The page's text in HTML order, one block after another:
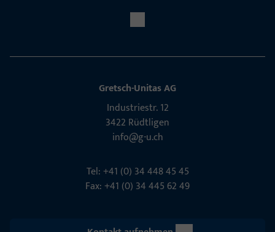
Gretsch-Unitas AG
Indu­s­triestr. 12
3422 Rüdt­ligen
info@g-u.ch
Tel: +41 (0) 34 448 45 45
Fax: +41 (0) 34 445 62 49